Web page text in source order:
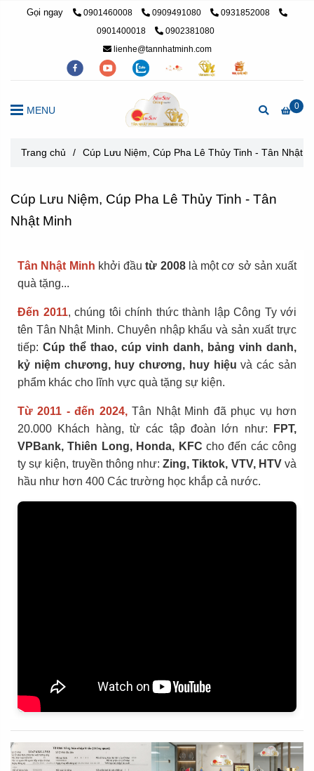
Gọi ngay 0901460008 0909491080
0931852008
0901400018
0902381080
lienhe@tannhatminh.com
0
MENU
Trang chủ / Cúp Lưu Niệm, Cúp Pha Lê Thủy Tinh - Tân Nhật
Cúp Lưu Niệm, Cúp Pha Lê Thủy Tinh - Tân
Nhật Minh
Tân Nhật Minh khởi đầutừ 2008là một cơ sở sản xuất
quà tặng...
Đến 2011, chúng tôi chính thức thành lập Công Ty với
tên Tân Nhật Minh. Chuyên nhập khẩu và sản xuất trực
tiếp: Cúp thể thao, cúp vinh danh, bảng vinh danh,
kỷ niệm chương, huy chương, huy hiệu và các sản
phẩm khác cho lĩnh vực quà tặng sự kiện.
Từ 2011 - đến 2024,Tân Nhật Minh đã phục vụ hơn
20.000 Khách hàng, từ các tập đoàn lớn như:
FPT,
VPBank, Thiên Long, Honda, KFC cho đến các công
ty sự kiện, truyền thông như:Zing, Tiktok, VTV, HTVvà
hầu như hơn 400 Các trường học khắp cả nước.